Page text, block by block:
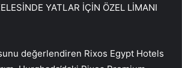
YATLAR İÇİN ÖZEL LİMANI
değerlendiren Rixos Egypt Hotels